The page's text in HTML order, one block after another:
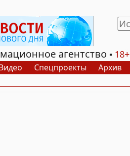
агентство
18+
Спецпроекты Архив